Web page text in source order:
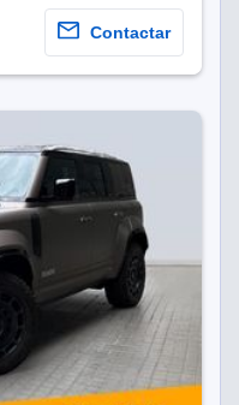
Contactar